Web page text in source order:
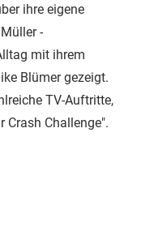
ihre eigene
-
mit ihrem
Blümer gezeigt.
TV-Auftritte,
Crash Challenge".